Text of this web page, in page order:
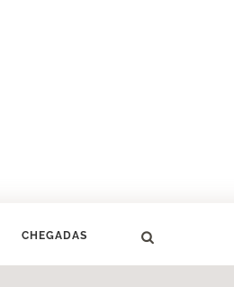
CHEGADAS